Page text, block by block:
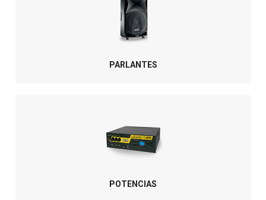
PARLANTES
POTENCIAS